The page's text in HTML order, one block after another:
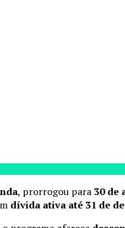
, prorrogou para 30 de
dívida ativa até 31 de